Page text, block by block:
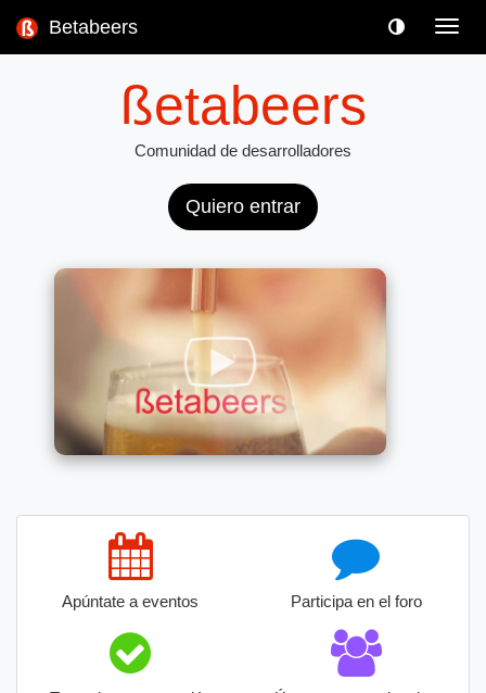
Betabeers
ßetabeers
Comunidad de desarrolladores
Quiero entrar
Apúntate a eventos Participa en el foro